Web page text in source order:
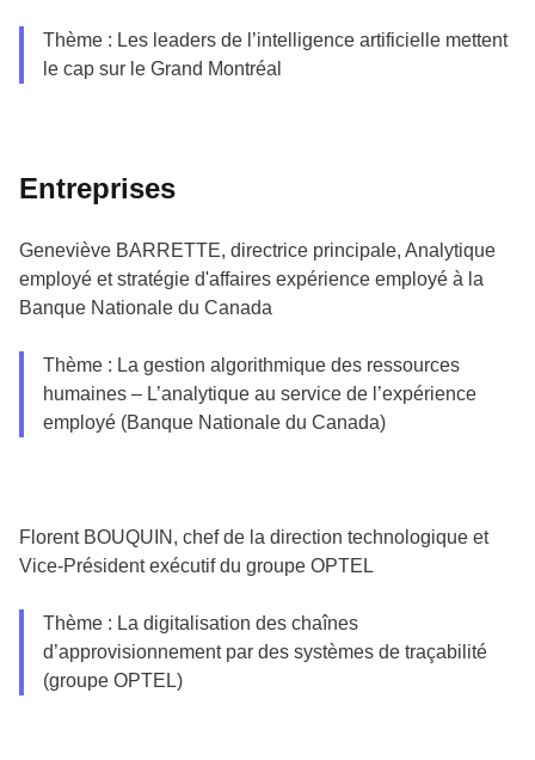
Thème : Les leaders de l’intelligence artificielle mettent
le cap sur le Grand Montréal
Entreprises
Geneviève BARRETTE, directrice principale, Analytique
employé et stratégie d'affaires expérience employé à la
Banque Nationale du Canada
Thème : La gestion algorithmique des ressources
humaines – L’analytique au service de l’expérience
employé (Banque Nationale du Canada)
Florent BOUQUIN, chef de la direction technologique et
Vice-Président exécutif du groupe OPTEL
Thème : La digitalisation des chaînes
d’approvisionnement par des systèmes de traçabilité
(groupe OPTEL)